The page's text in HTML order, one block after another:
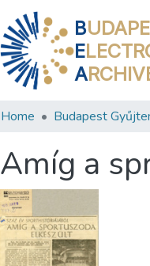
B
E
A
Home Budapest
Amíg a